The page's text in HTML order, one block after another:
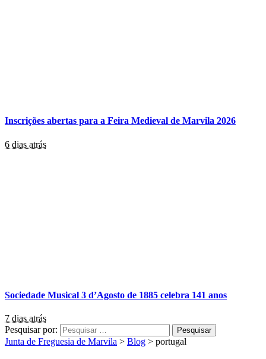
Inscrições abertas para a Feira Medieval de Marvila 2026
6 dias atrás
Sociedade Musical 3 d’Agosto de 1885 celebra 141 anos
7 dias atrás
Pesquisar por:
Junta de Freguesia de Marvila > Blog > portugal